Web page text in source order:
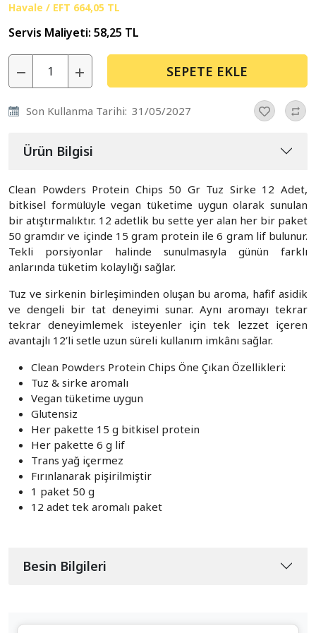
Havale / EFT 664,05 TL
Servis Maliyeti: 58,25 TL
SEPETE EKLE
Son Kullanma Tarihi: 31/05/2027
Ürün Bilgisi
Clean Powders Protein Chips 50 Gr Tuz Sirke 12 Adet,
bitkisel formülüyle vegan tüketime uygun olarak sunulan
bir atıştırmalıktır. 12 adetlik bu sette yer alan her bir paket
50 gramdır ve içinde 15 gram protein ile 6 gram lif bulunur.
Tekli porsiyonlar halinde sunulmasıyla günün farklı
anlarında tüketim kolaylığı sağlar.
Tuz ve sirkenin birleşiminden oluşan bu aroma, hafif asidik
ve dengeli bir tat deneyimi sunar. Aynı aromayı tekrar
tekrar deneyimlemek isteyenler için tek lezzet içeren
avantajlı 12’li setle uzun süreli kullanım imkânı sağlar.
Clean Powders Protein Chips Öne Çıkan Özellikleri:
Tuz & sirke aromalı
Vegan tüketime uygun
Glutensiz
Her pakette 15 g bitkisel protein
Her pakette 6 g lif
Trans yağ içermez
Fırınlanarak pişirilmiştir
1 paket 50 g
12 adet tek aromalı paket
Besin Bilgileri